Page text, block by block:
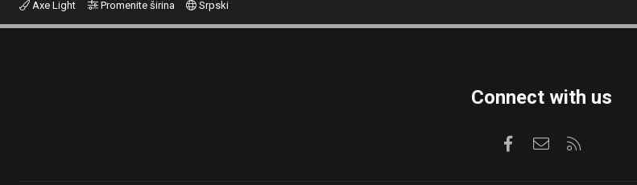
Axe Light Promenite širina Srpski
Connect with us
FacebookKontaktirajte nas